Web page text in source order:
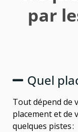
par
Quel
Tout dépend de
placement et de
quelques pistes :